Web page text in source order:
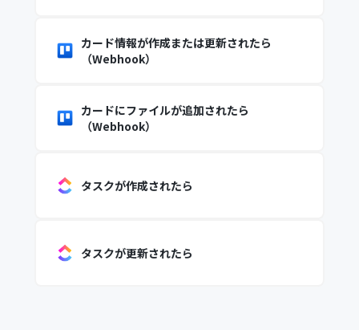
カード情報が作成または更新されたら
（Webhook）
カードにファイルが追加されたら
（Webhook）
タスクが作成されたら
タスクが更新されたら